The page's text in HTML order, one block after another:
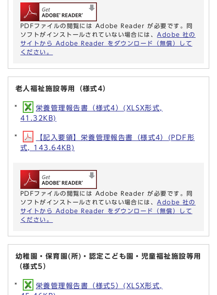
PDFファイルの閲覧には Adobe Reader が必要です。同
ソフトがインストールされていない場合には、 Adobe 社の
サイトから Adobe Reader をダウンロード（無償）して
ください。
老人福祉施設等用（様式4）
栄養管理報告書（様式4）(XLSX形式,
41.32KB)
【記入要領】栄養管理報告書（様式4）(PDF形
式, 143.64KB)
PDFファイルの閲覧には Adobe Reader が必要です。同
ソフトがインストールされていない場合には、 Adobe 社の
サイトから Adobe Reader をダウンロード（無償）して
ください。
幼稚園・保育園(所)・認定こども園・児童福祉施設等用
（様式5）
栄養管理報告書（様式5）(XLSX形式,